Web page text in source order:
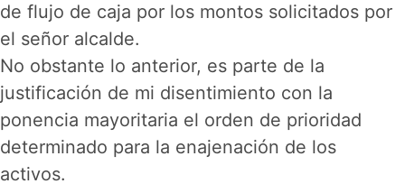
de flujo de caja por los montos solicitados por
el señor alcalde.
No obstante lo anterior, es parte de la
justificación de mi disentimiento con la
ponencia mayoritaria el orden de prioridad
determinado para la enajenación de los
activos.